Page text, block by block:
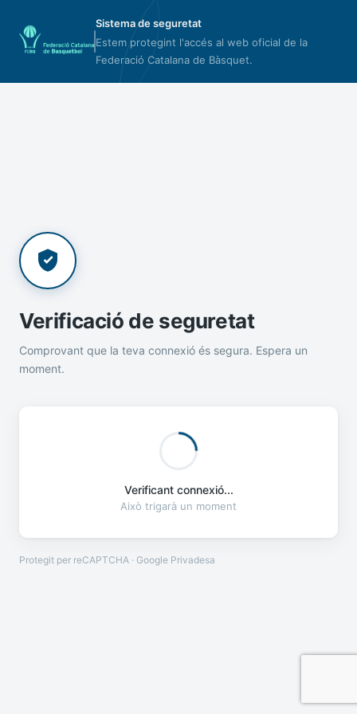
Sistema de seguretat
Estem protegint l'accés al web oficial de la
Federació Catalana de Bàsquet.
Verificació de seguretat
Comprovant que la teva connexió és segura. Espera un
moment.
Verificant connexió...
Això trigarà un moment
Protegit per reCAPTCHA · Google Privadesa